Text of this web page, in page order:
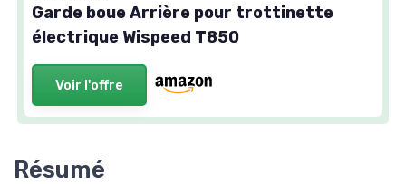
Garde boue Arrière pour trottinette
électrique Wispeed T850
Voir l'offre
Résumé